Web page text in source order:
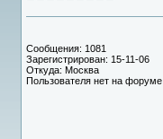
Сообщения: 1081
Зарегистрирован: 15-11-06
Откуда: Москва
Пользователя нет на форуме